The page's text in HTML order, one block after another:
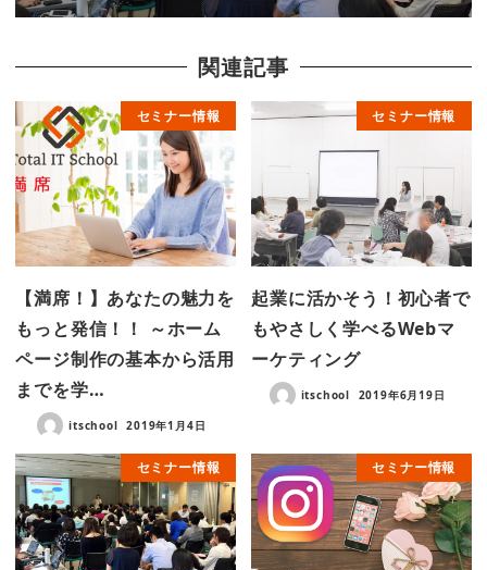
関連記事
セミナー情報
【満席！】あなたの魅力を
もっと発信！！ ～ホーム
ページ制作の基本から活用
までを学…
itschool 2019年1月4日
セミナー情報
起業に活かそう！初心者で
もやさしく学べるWebマ
ーケティング
itschool 2019年6月19日
セミナー情報 セミナー情報